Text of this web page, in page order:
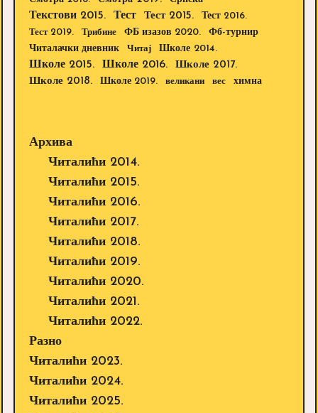
Текстови 2015. Тест Тест 2015.
Тест 2016.
Тест 2019.
Трибине ФБ изазов 2020.
Фб-турнир
Читалачки дневник
Читај Школе 2014.
Школе 2015. Школе 2016.
Школе 2017.
Школе 2018.
Школе 2019. великани вес химна
Архива
Читалићи 2014.
Читалићи 2015.
Читалићи 2016.
Читалићи 2017.
Читалићи 2018.
Читалићи 2019.
Читалићи 2020.
Читалићи 2021.
Читалићи 2022.
Разно
Читалићи 2023.
Читалићи 2024.
Читалићи 2025.